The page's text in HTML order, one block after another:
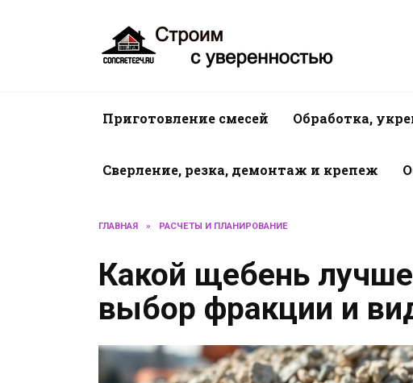
Приготовление смесей Обработка,
Сверление, резка, демонтаж и крепеж
ГЛАВНАЯ » РАСЧЕТЫ И ПЛАНИРОВАНИЕ
Какой щебень
выбор фракции и